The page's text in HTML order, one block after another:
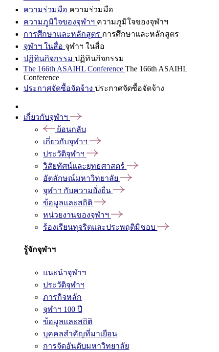
ความร่วมมือ ความร่วมมือ
ความภูมิใจของจุฬาฯ ความภูมิใจของจุฬาฯ
การศึกษาและหลักสูตร การศึกษาและหลักสูตร
จุฬาฯ ในสื่อ จุฬาฯ ในสื่อ
ปฏิทินกิจกรรม ปฏิทินกิจกรรม
The 166th ASAIHL Conference The 166th ASAIHL
Conference
ประกาศจัดซื้อจัดจ้าง ประกาศจัดซื้อจัดจ้าง
เกี่ยวกับจุฬาฯ
ย้อนกลับ
เกี่ยวกับจุฬาฯ
ประวัติจุฬาฯ
วิสัยทัศน์และยุทธศาสตร์
อัตลักษณ์มหาวิทยาลัย
จุฬาฯ กับความยั่งยืน
ข้อมูลและสถิติ
หน่วยงานของจุฬาฯ
ร้องเรียนทุจริตและประพฤติมิชอบ
รู้จักจุฬาฯ
แนะนำจุฬาฯ
ประวัติจุฬาฯ
ภารกิจหลัก
จุฬาฯ 100 ปี
ข้อมูลและสถิติ
บุคคลสำคัญที่มาเยือน
การจัดอันดับมหาวิทยาลัย